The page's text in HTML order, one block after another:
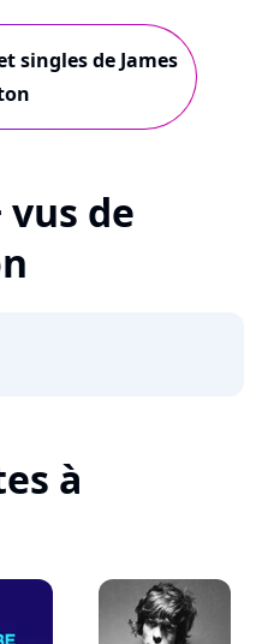
singles de James
de
à